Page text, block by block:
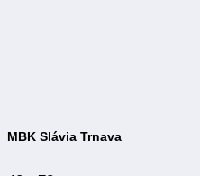
MBK Slávia Trnava